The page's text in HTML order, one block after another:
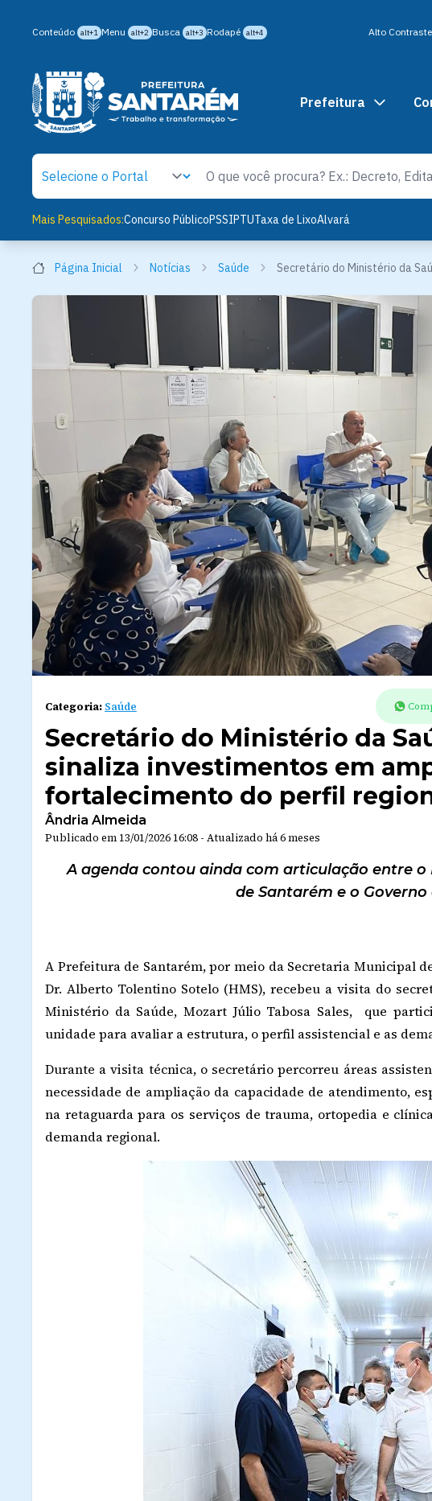
Conteúdo alt+1 Menu alt+2 Busca alt+3 Rodapé alt+4 Alto Contraste
Prefeitura
Mais Pesquisados:Concurso PúblicoPSSIPTUTaxa de LixoAlvará
Página Inicial Notícias Saúde Secretário do Ministério da
Categoria: Saúde
Secretário do Ministério da
sinaliza investimentos em
fortalecimento do perfil
Ândria Almeida
Publicado em 13/01/2026 16:08 - Atualizado há 6 meses
A agenda contou ainda com articulação entre
de Santarém e o Governo
A Prefeitura de Santarém, por meio da Secretaria Municipal
Dr. Alberto Tolentino Sotelo (HMS), recebeu a visita do
Ministério da Saúde, Mozart Júlio Tabosa Sales, que
unidade para avaliar a estrutura, o perfil assistencial e as
Durante a visita técnica, o secretário percorreu áreas
necessidade de ampliação da capacidade de atendimento,
na retaguarda para os serviços de trauma, ortopedia e
demanda regional.